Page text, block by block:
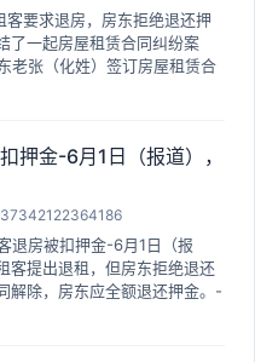
要求退房，房东拒绝退还押
了一起房屋租赁合同纠纷案
老张（化姓）签订房屋租赁合
押金-6月1日（报道），
退房被扣押金-6月1日（报
客提出退租，但房东拒绝退还
解除，房东应全额退还押金。-